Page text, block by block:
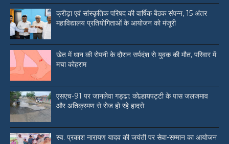
क्रीड़ा एवं सांस्कृतिक परिषद की वार्षिक बैठक संपन्न, 15 अंतर
महाविद्यालय प्रतियोगिताओं के आयोजन को मंजूरी
खेत में धान की रोपनी के दौरान सर्पदंश से युवक की मौत, परिवार में
मचा कोहराम
एसएच-91 पर जानलेवा गड्ढा: कोल्हायपट्टी के पास जलजमाव
और अतिक्रमण से रोज हो रहे हादसे
स्व. प्रकाश नारायण यादव की जयंती पर सेवा-सम्मान का आयोजन